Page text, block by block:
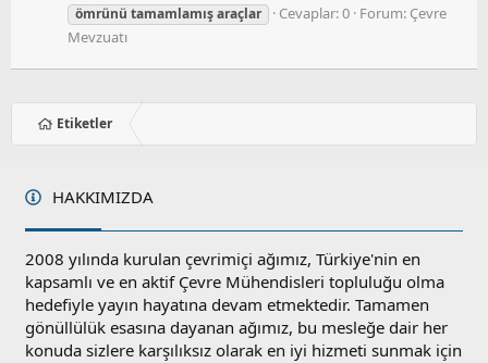
ömrünü tamamlamışaraçlar Cevaplar: 0 Forum: Çevre
Mevzuatı
Etiketler
HAKKIMIZDA
2008 yılında kurulan çevrimiçi ağımız, Türkiye'nin en
kapsamlı ve en aktif Çevre Mühendisleri topluluğu olma
hedefiyle yayın hayatına devam etmektedir. Tamamen
gönüllülük esasına dayanan ağımız, bu mesleğe dair her
konuda sizlere karşılıksız olarak en iyi hizmeti sunmak için